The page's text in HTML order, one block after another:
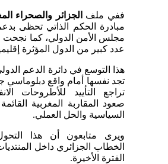
ففي ملف الجزائر والصحراء
مبادرة الحكم الذاتي تحظى
مجلس الأمن الدولي، كما
عدد كبير من الدول المؤثرة
هذا التوسع في دائرة الدعم
تجد نفسها أمام واقع دبلوماسي
تراجع التأييد للأطروحات
صعود المقاربة المغربية
السياسية والحل العملي.
ويرى متابعون أن هذا
الخطاب الجزائري داخل
الفترة الأخيرة.